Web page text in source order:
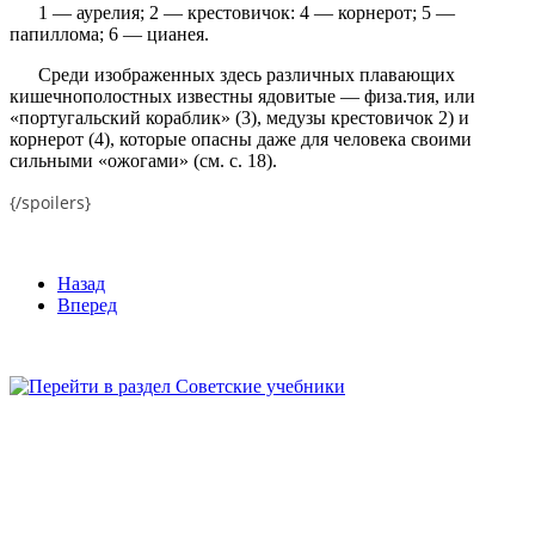
1 — аурелия; 2 — крестовичок: 4 — корнерот; 5 —
папиллома; 6 — цианея.
Среди изображенных здесь различных плавающих
кишечнополостных известны ядовитые — физа.тия, или
«португальский кораблик» (3), медузы крестовичок 2) и
корнерот (4), которые опасны даже для человека своими
сильными «ожогами» (см. с. 18).
{/spoilers}
Назад
Вперед